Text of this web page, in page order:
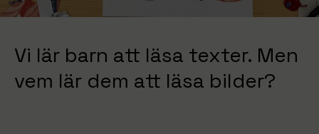
Vi lär barn att läsa texter. Men
vem lär dem att läsa bilder?